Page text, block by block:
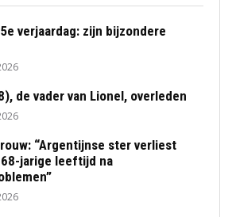
verjaardag: zijn bijzondere
de vader van Lionel, overleden
“Argentijnse ster verliest
jarige leeftijd na